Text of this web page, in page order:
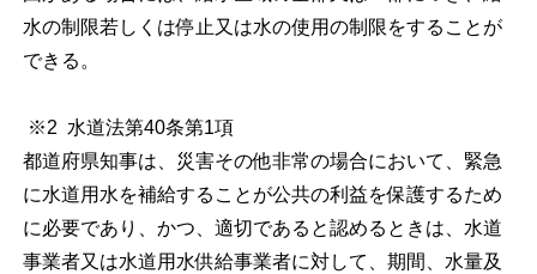
水の制限若しくは停止又は水の使用の制限をすることが
できる。
※2 水道法第40条第1項
都道府県知事は、災害その他非常の場合において、緊急
に水道用水を補給することが公共の利益を保護するため
に必要であり、かつ、適切であると認めるときは、水道
事業者又は水道用水供給事業者に対して、期間、水量及